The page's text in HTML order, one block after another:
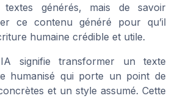
générés, mais de savoir
ce contenu généré pour qu’il
humaine crédible et utile.
signifie transformer un texte
humanisé qui porte un point de
et un style assumé. Cette